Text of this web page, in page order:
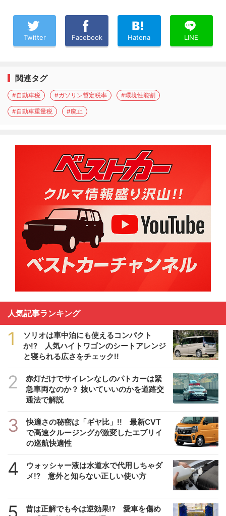
Twitter Facebook Hatena LINE
関連タグ
#自動車税 #ガソリン暫定税率 #環境性能割
#自動車重量税 #廃止
人気記事ランキング
1
ソリオは車中泊にも使えるコンパクト
か!? 人気ハイトワゴンのシートアレンジ
と寝られる広さをチェック!!
2
赤灯だけでサイレンなしのパトカーは緊
急車両なのか？ 抜いていいのかを道路交
通法で解説
3
快適さの秘密は「ギヤ比」!! 最新CVT
で高速クルージングが激変したエブリイ
の巡航快適性
4
ウォッシャー液は水道水で代用しちゃダ
メ!? 意外と知らない正しい使い方
昔は正解でも今は逆効果!? 愛車を傷め